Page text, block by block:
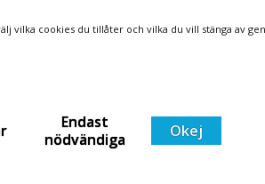
med 2025 träder nya
reglerna!
vilka cookies du tillåter och vilka du vill stänga av
Endast
nödvändiga
Okej